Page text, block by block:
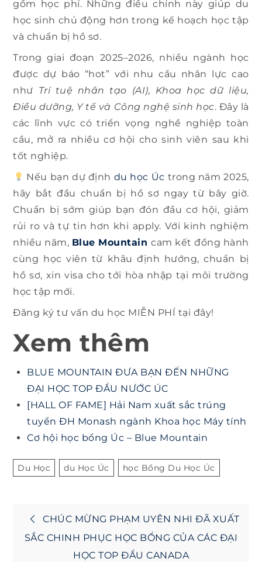
gồm học phí. Những điều chỉnh này giúp du
học sinh chủ động hơn trong kế hoạch học tập
và chuẩn bị hồ sơ.
Trong giai đoạn 2025–2026, nhiều ngành học
được dự báo “hot” với nhu cầu nhân lực cao
như Trí tuệ nhân tạo (AI), Khoa học dữ liệu,
Điều dưỡng, Y tế và Công nghệ sinh học. Đây là
các lĩnh vực có triển vọng nghề nghiệp toàn
cầu, mở ra nhiều cơ hội cho sinh viên sau khi
tốt nghiệp.
Nếu bạn dự định du học Úc trong năm 2025,
hãy bắt đầu chuẩn bị hồ sơ ngay từ bây giờ.
Chuẩn bị sớm giúp bạn đón đầu cơ hội, giảm
rủi ro và tự tin hơn khi apply. Với kinh nghiệm
nhiều năm, Blue Mountain cam kết đồng hành
cùng học viên từ khâu định hướng, chuẩn bị
hồ sơ, xin visa cho tới hòa nhập tại môi trường
học tập mới.
Đăng ký tư vấn du học MIỄN PHÍ tại đây!
Xem thêm
BLUE MOUNTAIN ĐƯA BẠN ĐẾN NHỮNG
ĐẠI HỌC TOP ĐẦU NƯỚC ÚC
[HALL OF FAME] Hải Nam xuất sắc trúng
tuyển ĐH Monash ngành Khoa học Máy tính
Cơ hội học bổng Úc – Blue Mountain
Du Học Du Học Úc Học Bổng Du Học Úc
Post
navigation
CHÚC MỪNG PHẠM UYÊN NHI ĐÃ XUẤT
SẮC CHINH PHỤC HỌC BỔNG CỦA CÁC ĐẠI
HỌC TOP ĐẦU CANADA